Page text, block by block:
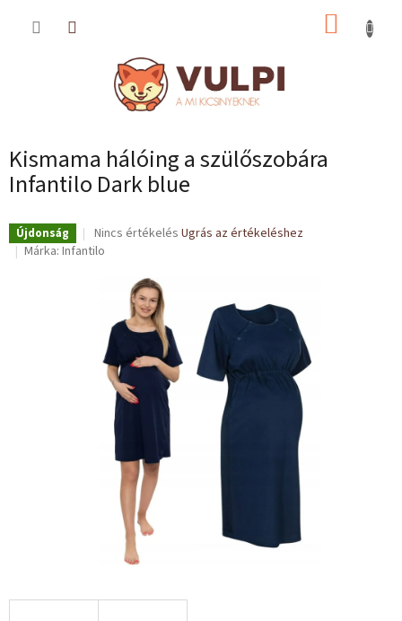
KOSÁR
Kismama hálóing a szülőszobára
Infantilo Dark blue
Újdonság
A
termék
értékelése
0,0
csillag.
Nincs értékelés Ugrás az értékeléshez
Márka: Infantilo